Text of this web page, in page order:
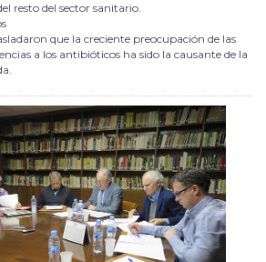
resto del sector sanitario.
que la creciente preocupación de las
a los antibióticos ha sido la causante de la